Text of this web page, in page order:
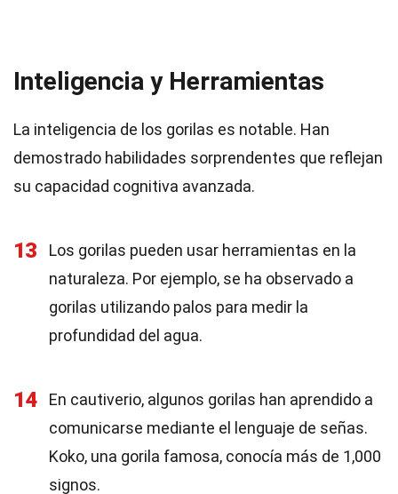
Inteligencia y Herramientas
La inteligencia de los gorilas es notable. Han
demostrado habilidades sorprendentes que reflejan
su capacidad cognitiva avanzada.
13
Los gorilas pueden usar herramientas en la
naturaleza. Por ejemplo, se ha observado a
gorilas utilizando palos para medir la
profundidad del agua.
14
En cautiverio, algunos gorilas han aprendido a
comunicarse mediante el lenguaje de señas.
Koko, una gorila famosa, conocía más de 1,000
signos.